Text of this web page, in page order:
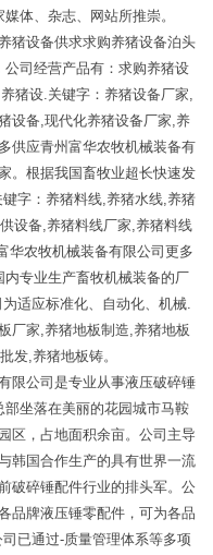
体、杂志、网站所推崇。
猪设备供求求购养猪设备泊头
司经营产品有：求购养猪设
猪设.关键字：养猪设备厂家,
设备,现代化养猪设备厂家,养
供应青州富华农牧机械装备有
。根据我国畜牧业超长快速发
字：养猪料线,养猪水线,养猪
设备,养猪料线厂家,养猪料线
华农牧机械装备有限公司更多
专业生产畜牧机械装备的厂
适应标准化、自动化、机械.
厂家,养猪地板制造,养猪地板
发,养猪地板铸。
限公司是专业从事液压破碎锤
坐落在美丽的花园城市马鞍
区，占地面积余亩。公司主导
韩国合作生产的具有世界一流
破碎锤配件行业的排头军。公
品牌液压锤零配件，可为各品
已通过-质量管理体系等多项